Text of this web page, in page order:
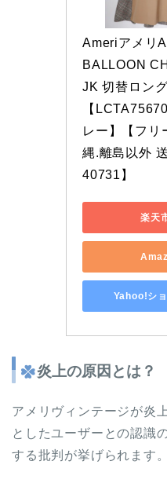
Ameriアメリ
BALLOON
JK 切替ロン
【
レー】【フリ
縄.離島以外
40731】
楽天
Yahoo!シ
炎上の原因とは？
アメリヴィンテージが炎
としたユーザーとの認識
する批判が挙げられます。